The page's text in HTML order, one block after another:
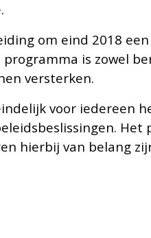
om eind 2018
is zowel
versterken.
voor iedereen
hierbij van belang